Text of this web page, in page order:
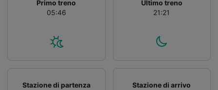
Primo treno
05:46
Ultimo treno
21:21
Stazione di partenza
Stazione di arrivo